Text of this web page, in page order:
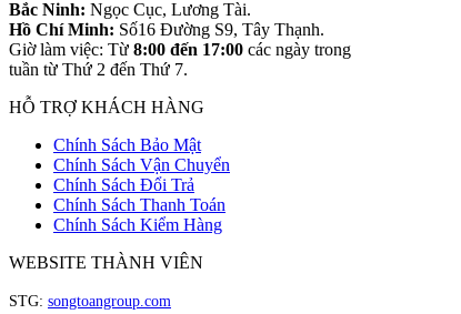
Bắc Ninh: Ngọc Cục, Lương Tài.
Hồ Chí Minh: Số16 Đường S9, Tây Thạnh.
Giờ làm việc: Từ 8:00 đến 17:00 các ngày trong
tuần từ Thứ 2 đến Thứ 7.
HỖ TRỢ KHÁCH HÀNG
Chính Sách Bảo Mật
Chính Sách Vận Chuyển
Chính Sách Đổi Trả
Chính Sách Thanh Toán
Chính Sách Kiểm Hàng
WEBSITE THÀNH VIÊN
STG: songtoangroup.com